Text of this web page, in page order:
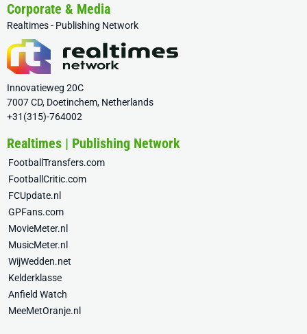
Corporate & Media
Realtimes - Publishing Network
Innovatieweg 20C
7007 CD, Doetinchem, Netherlands
+31(315)-764002
Realtimes | Publishing Network
FootballTransfers.com
FootballCritic.com
FCUpdate.nl
GPFans.com
MovieMeter.nl
MusicMeter.nl
WijWedden.net
Kelderklasse
Anfield Watch
MeeMetOranje.nl